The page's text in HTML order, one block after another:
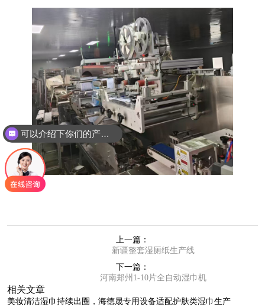
上一篇：
新疆整套湿厕纸生产线
下一篇：
河南郑州1-10片全自动湿巾机
相关文章
美妆清洁湿巾持续出圈，海德晟专用设备适配护肤类湿巾生产
可以介绍下你们的产品么？